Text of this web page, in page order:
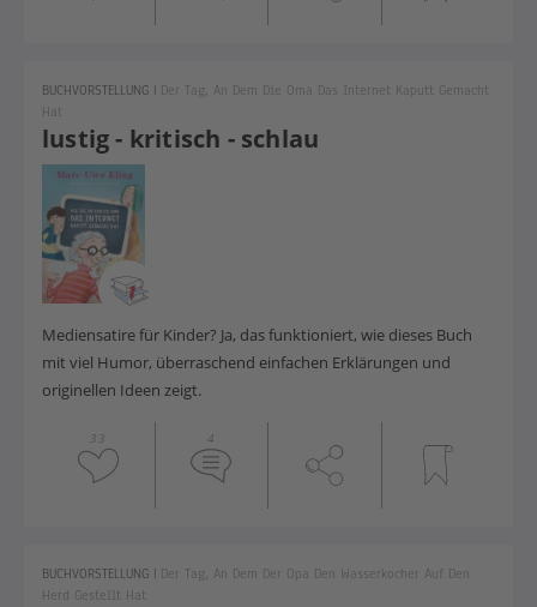
lustig - kritisch - schlau
BUCHVORSTELLUNG | Der Tag, An Dem Die Oma Das Internet Kaputt Gemacht
Hat
Mediensatire für Kinder? Ja, das funktioniert, wie dieses Buch
mit viel Humor, überraschend einfachen Erklärungen und
originellen Ideen zeigt.
33 4
BUCHVORSTELLUNG | Der Tag, An Dem Der Opa Den Wasserkocher Auf Den
Herd Gestellt Hat